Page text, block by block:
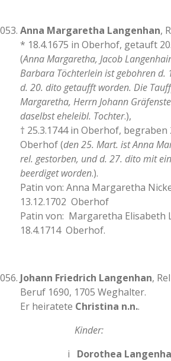
Anna Margaretha Langenhan,
* 18.4.1675 in Oberhof, getauft
(Anna Margaretha, Jacob
Barbara Töchterlein ist gebohren d.
d. 20. dito getaufft worden. Die
Margaretha, Herrn Johann
daselbst eheleibl. Tochter.),
† 25.3.1744 in Oberhof, begraben
Oberhof (den 25. Mart. ist Anna
rel. gestorben, und d. 27. dito mit
beerdiget worden.).
Patin von: Anna Margaretha
13.12.1702 Oberhof
Patin von: Margaretha Elisabeth
18.4.1714 Oberhof.
Johann Friedrich Langenhan,
Beruf 1690, 1705 Weghalter.
Er heiratete Christina n.n..
Kinder:
i Dorothea